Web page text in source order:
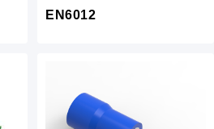
EN6012